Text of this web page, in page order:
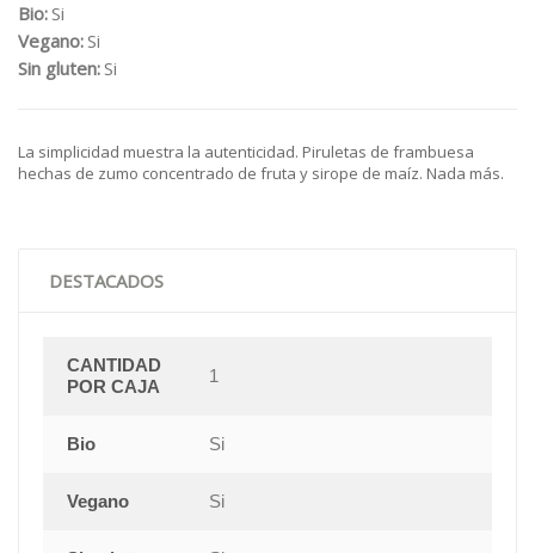
Bio:Si
Vegano:Si
Sin gluten:Si
La simplicidad muestra la autenticidad. Piruletas de frambuesa
hechas de zumo concentrado de fruta y sirope de maíz. Nada más.
DESTACADOS
CANTIDAD
POR CAJA
1
Bio Si
Vegano Si